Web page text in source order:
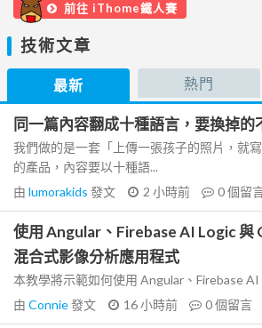
前往 iThome鐵人賽
技術文章
最新 熱門
同一篇內容翻成十種語言，要換掉的
我們做的是一套「上傳一張孩子的照片，就寫
的產品，內容要以十種語...
由 lumorakids 發文 2 小時前 0個留
使用 Angular、Firebase AI Logic 與
混合式影像分析應用程式
本教學將示範如何使用 Angular、Firebase AI
由 Connie發文 16 小時前 0個留言